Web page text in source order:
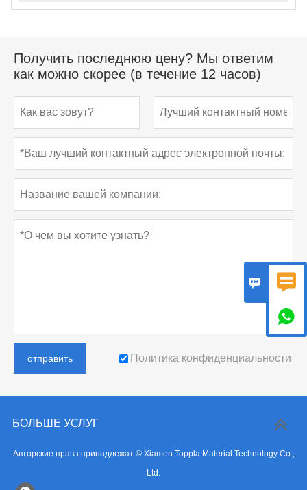
Получить последнюю цену? Мы ответим
как можно скорее (в течение 12 часов)
отправить Политика конфиденциальности
БОЛЬШЕ УСЛУГ
Авторские права принадлежат © Xiamen Toppla Material Technology Co.,
Ltd.
 
